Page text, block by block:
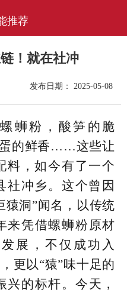
推荐
！就在社冲
发布日期： 2025-05-08
蛳粉，酸笋的脆
的鲜香……这些让
料，如今有了一个
冲乡。这个曾因
猿洞”闻名，以传统
来凭借螺蛳粉原材
展，不仅成功入
更以“猿”味十足的
的标杆。今天，